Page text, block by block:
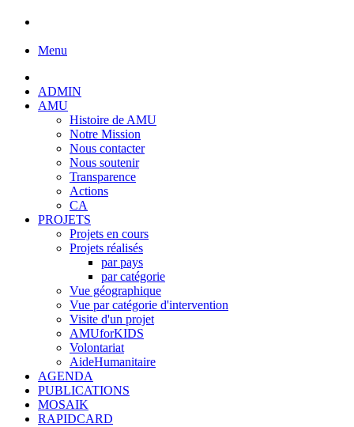
Menu
ADMIN
AMU
Histoire de AMU
Notre Mission
Nous contacter
Nous soutenir
Transparence
Actions
CA
PROJETS
Projets en cours
Projets réalisés
par pays
par catégorie
Vue géographique
Vue par catégorie d'intervention
Visite d'un projet
AMUforKIDS
Volontariat
AideHumanitaire
AGENDA
PUBLICATIONS
MOSAIK
RAPIDCARD